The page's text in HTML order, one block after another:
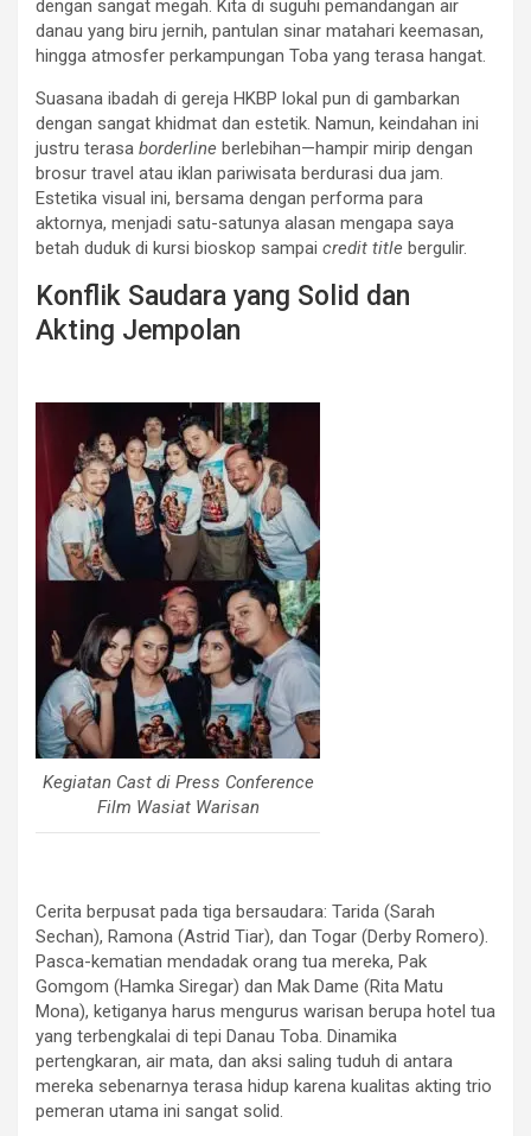
dengan sangat megah. Kita di suguhi pemandangan air
danau yang biru jernih, pantulan sinar matahari keemasan,
hingga atmosfer perkampungan Toba yang terasa hangat.
Suasana ibadah di gereja HKBP lokal pun di gambarkan
dengan sangat khidmat dan estetik. Namun, keindahan ini
justru terasa borderline berlebihan—hampir mirip dengan
brosur travel atau iklan pariwisata berdurasi dua jam.
Estetika visual ini, bersama dengan performa para
aktornya, menjadi satu-satunya alasan mengapa saya
betah duduk di kursi bioskop sampai credit title bergulir.
Konflik Saudara yang Solid dan
Akting Jempolan
Kegiatan Cast di Press Conference
Film Wasiat Warisan
Cerita berpusat pada tiga bersaudara: Tarida (Sarah
Sechan), Ramona (Astrid Tiar), dan Togar (Derby Romero).
Pasca-kematian mendadak orang tua mereka, Pak
Gomgom (Hamka Siregar) dan Mak Dame (Rita Matu
Mona), ketiganya harus mengurus warisan berupa hotel tua
yang terbengkalai di tepi Danau Toba. Dinamika
pertengkaran, air mata, dan aksi saling tuduh di antara
mereka sebenarnya terasa hidup karena kualitas akting trio
pemeran utama ini sangat solid.